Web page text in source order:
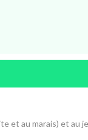
et au marais) et au